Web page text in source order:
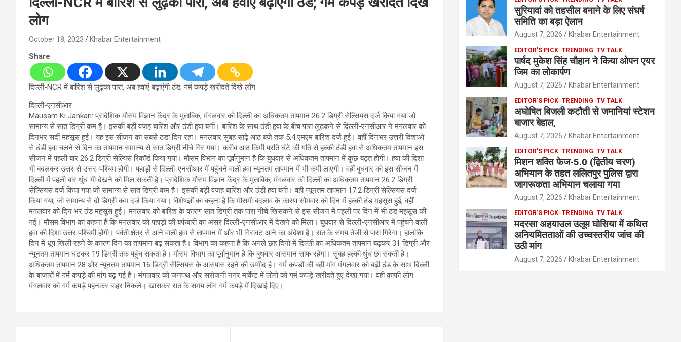
लोग
October 18, 2023 Khabar Entertainment
Share
दिल्ली-NCR में बारिश से लुढ़का पारा, अब हवाएं बढ़ाएंगी ठंड; गर्म कपड़े खरीदते दिखे लोग
दिल्ली-एनसीआर
Mausam Ki Jankari: प्रादेशिक मौसम विज्ञान केंद्र के मुताबिक, मंगलवार को दिल्ली का अधिकतम तापमान 26.2 डिग्री सेल्सियस दर्ज किया गया जो
सामान्य से सात डिग्री कम है। इसकी बड़ी वजह बारिश और ठंडी हवा बनी। बारिश के साथ ठंडी हवा के बीच पारा लुढ़कने से दिल्ली-एनसीआर ने मंगलवार को
दिनभर सर्दी महसूस हुई। यह इस सीजन का सबसे ठंडा दिन रहा। मंगलवार सुबह साढ़े आठ बजे तक 5.4 एमएम बारिश दर्ज हुई। वहीं दिनभर उत्तरी दिशाओं
से ठंडी हवा चलने से दिन का तापमान सामान्य से सात डिग्री नीचे गिर गया। करीब आठ किमी प्रति घंटे की गति से हल्की ठंडी हवा से अधिकतम तापमान इस
सीजन में पहली बार 26.2 डिग्री सेल्यिस रिकॉर्ड किया गया। मौसम विभाग का पूर्वानुमान है कि बुधवार से अधिकतम तापमान में कुछ बढ़त होगी। हवा की दिशा
भी बदलकर उत्तर से उत्तर-पश्चिम होगी। पहाड़ों से दिल्ली-एनसीआर में पहुंचने वाली हवा न्यूनतम तापमान में भी कमी लाएगी। वहीं बुधवार को इस सीजन में
दिल्ली में पहली बार धुंध भी देखने को मिल सकती है। प्रादेशिक मौसम विज्ञान केंद्र के मुताबिक, मंगलवार को दिल्ली का अधिकतम तापमान 26.2 डिग्री
सेल्सियस दर्ज किया गया जो सामान्य से सात डिग्री कम है। इसकी बड़ी वजह बारिश और ठंडी हवा बनी। वहीं न्यूनतम तापमान 17.2 डिग्री सेल्सियस दर्ज
किया गया, जो सामान्य से दो डिग्री कम दर्ज किया गया। विशेषज्ञों का कहना है कि मौसमी बदलाव के कारण सोमवार को दिन में हल्की ठंड महसूस हुई, वहीं
मंगलवार को दिन भर ठंड महसूस हुई। मंगलवार को बारिश के कारण सात डिग्री तक पारा नीचे खिसकने से इस सीजन में पहली पर दिन में भी ठंड महसूस की
गई। मौसम विभाग का कहना है कि मंगलवार को पहाड़ों की बर्फबारी का असर दिल्ली-एनसीआर में देखने को मिला। बुधवार से दिल्ली-एनसीआर में पहुंचने वाली
हवा की दिशा उत्तर पश्चिमी होगी। पर्वती क्षेत्र से आने वाली हवा से तापमान में और भी गिरावट आने का अंदेशा है। रात के समय तेजी से पारा गिरेगा। हालांकि
दिन में धूप खिली रहने के कारण दिन का तापमान बढ़ सकता है। विभाग का कहना है कि अगले छह दिनों में दिल्ली का अधिकतम तापमान बढ़कर 31 डिग्री और
न्यूनतम तापमान घटकर 19 डिग्री तक पहुंच सकता है। मौसम विभाग का पूर्वानुमान है कि बुधवार आसमान साफ रहेगा। सुबह हल्की धुंध छा सकती है।
अधिकतम तापमान 28 और न्यूनतम तापमान 16 डिग्री सेल्सियस के आसपास रहने की उम्मीद है। गर्म कपड़ों की बढ़ी मांग मंगलवार को बढ़ी ठंड के साथ दिल्ली
के बाजारों में गर्म कपड़े की मांग बढ़ गई है। मंगलवार को जनपथ और सरोजनी नगर मार्केट में लोगों को गर्म कपड़े खरीदते हुए देखा गया। वहीं काफी लोग
मंगलवार को गर्म कपड़े पहनकर बाहर निकले। खासकर रात के समय लोग गर्म कपड़े में दिखाई दिए।
सुरियावां को तहसील बनाने के लिए संघर्ष
समिति का बड़ा ऐलान
August 7, 2026 Khabar Entertainment
EDITOR'S PICK TRENDING TV TALK
पार्षद मुकेश सिंह चौहान ने किया ओपन एयर
जिम का लोकार्पण
August 7, 2026 Khabar Entertainment
EDITOR'S PICK TRENDING TV TALK
अघोषित बिजली कटौती से जमानियां स्टेशन
बाजार बेहाल,
August 7, 2026 Khabar Entertainment
EDITOR'S PICK TRENDING TV TALK
मिशन शक्ति फेज-5.0 (द्वितीय चरण)
अभियान के तहत ललितपुर पुलिस द्वारा
जागरूकता अभियान चलाया गया
August 7, 2026 Khabar Entertainment
EDITOR'S PICK TRENDING TV TALK
मदरसा अहयाउल उलूम घोसिया में कथित
अनियमितताओं की उच्चस्तरीय जांच की
उठी मांग
August 7, 2026 Khabar Entertainment